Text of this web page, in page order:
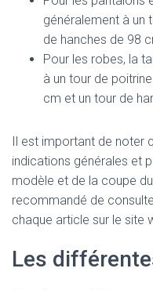
généralement à un
de hanches de 98
Pour les robes, la
à un tour de
cm et un tour de
Il est important de noter
indications générales et
modèle et de la coupe
recommandé de
chaque article sur le site
Les